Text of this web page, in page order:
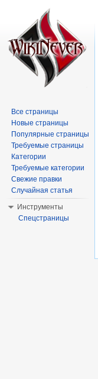
Все страницы
Новые страницы
Популярные страницы
Требуемые страницы
Категории
Требуемые категории
Свежие правки
Случайная статья
Инструменты
Спецстраницы